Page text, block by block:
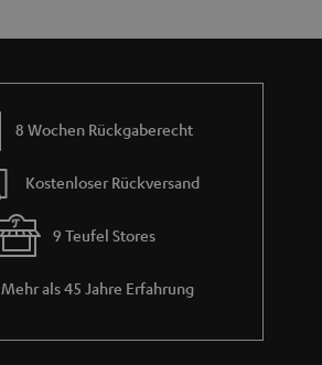
8 Wochen Rückgaberecht
Kostenloser Rückversand
9 Teufel Stores
Mehr als 45 Jahre Erfahrung